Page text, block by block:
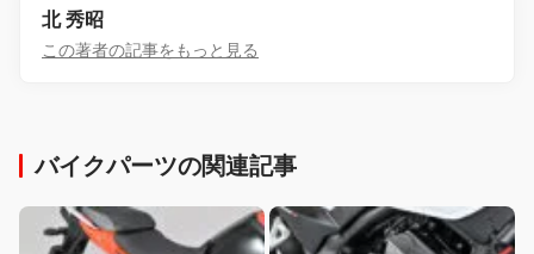
北 秀昭
この著者の記事をもっと見る
バイクパーツの関連記事